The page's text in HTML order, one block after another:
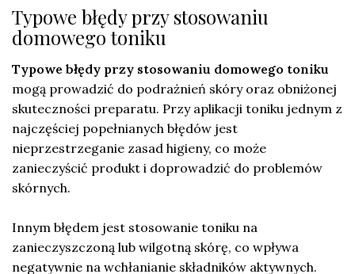
Typowe błędy przy stosowaniu
domowego toniku
Typowe błędy przy stosowaniu domowego toniku
mogą prowadzić do podrażnień skóry oraz obniżonej
skuteczności preparatu. Przy aplikacji toniku jednym z
najczęściej popełnianych błędów jest
nieprzestrzeganie zasad higieny, co może
zanieczyścić produkt i doprowadzić do problemów
skórnych.
Innym błędem jest stosowanie toniku na
zanieczyszczoną lub wilgotną skórę, co wpływa
negatywnie na wchłanianie składników aktywnych.